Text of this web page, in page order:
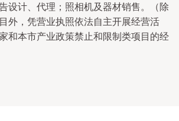
设计、代理；照相机及器材销售。（除
外，凭营业执照依法自主开展经营活
和本市产业政策禁止和限制类项目的经